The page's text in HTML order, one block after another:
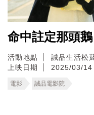
命中註定那頭
活動地點
誠品生活松
上映日期
2025/03/14
電影 誠品電影院